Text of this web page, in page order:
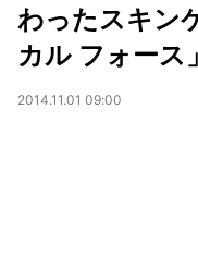
わったスキン
カル フォース」
2014.11.01 09:00